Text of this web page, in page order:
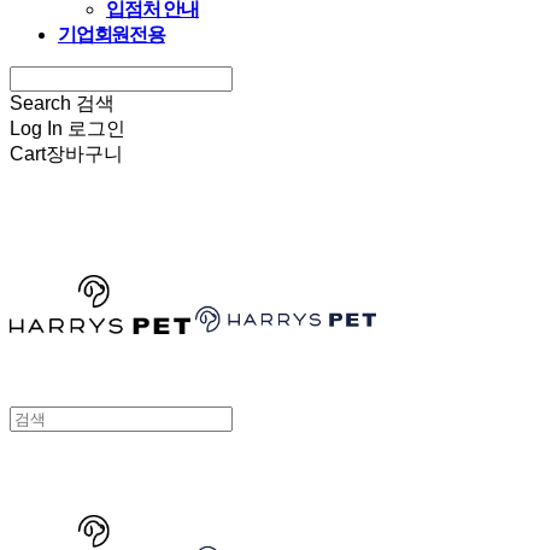
입점처 안내
기업회원전용
Search 검색
Log In 로그인
Cart장바구니